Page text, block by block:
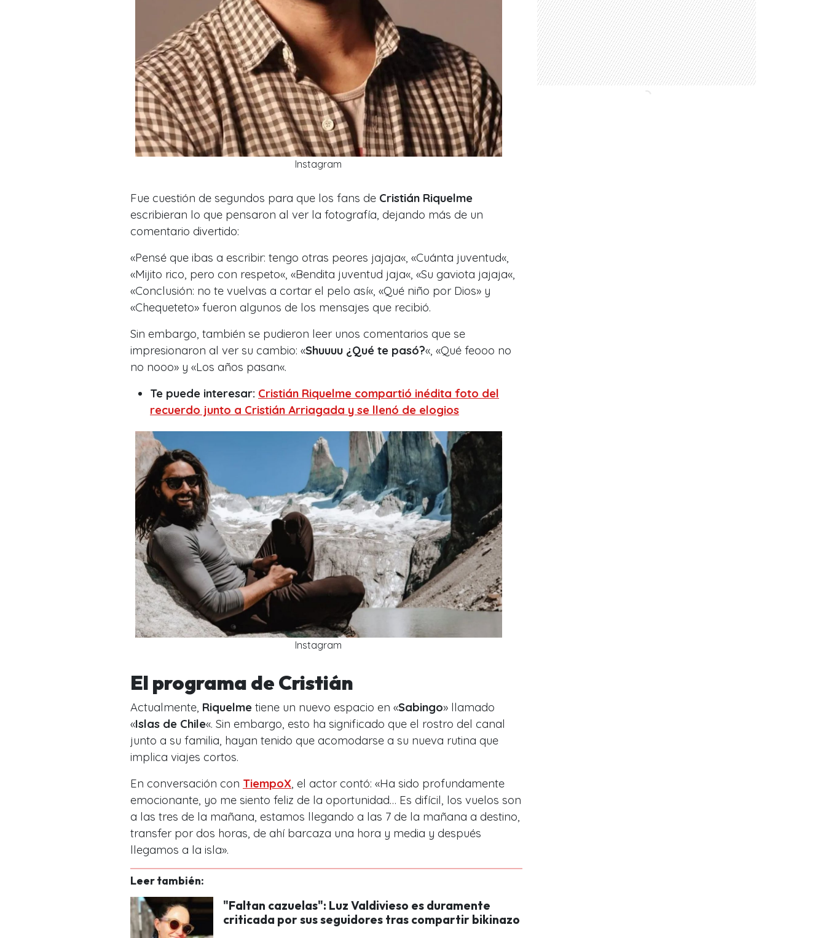
Instagram
Fue cuestión de segundos para que los fans de Cristián Riquelme
escribieran lo que pensaron al ver la fotografía, dejando más de un
comentario divertido:
«Pensé que ibas a escribir: tengo otras peores jajaja«, «Cuánta juventud«,
«Mijito rico, pero con respeto«, «Bendita juventud jaja«, «Su gaviota jajaja«,
«Conclusión: no te vuelvas a cortar el pelo así«, «Qué niño por Dios» y
«Chequeteto» fueron algunos de los mensajes que recibió.
Sin embargo, también se pudieron leer unos comentarios que se
impresionaron al ver su cambio: «Shuuuu ¿Qué te pasó?«, «Qué feooo no
no nooo» y «Los años pasan«.
Te puede interesar: Cristián Riquelme compartió inédita foto del
recuerdo junto a Cristián Arriagada y se llenó de elogios
Instagram
El programa de Cristián
Actualmente, Riquelme tiene un nuevo espacio en «Sabingo» llamado
«Islas de Chile«. Sin embargo, esto ha significado que el rostro del canal
junto a su familia, hayan tenido que acomodarse a su nueva rutina que
implica viajes cortos.
En conversación con TiempoX, el actor contó: «Ha sido profundamente
emocionante, yo me siento feliz de la oportunidad… Es difícil, los vuelos son
a las tres de la mañana, estamos llegando a las 7 de la mañana a destino,
transfer por dos horas, de ahí barcaza una hora y media y después
llegamos a la isla».
Leer también:
"Faltan cazuelas": Luz Valdivieso es duramente
criticada por sus seguidores tras compartir bikinazo